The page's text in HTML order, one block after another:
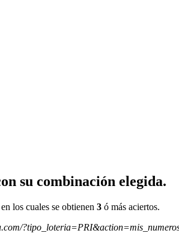
su combinación elegida.
los cuales se obtienen 3 ó más aciertos.